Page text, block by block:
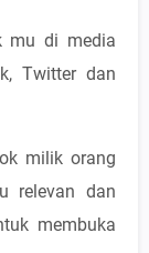
mu di media
Twitter dan
milik orang
relevan dan
membuka